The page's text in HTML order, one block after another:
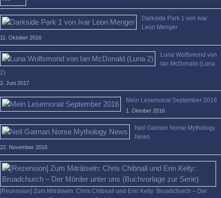
Darkside Park 1 von Ivar
Leon Menger
11. Oktober 2016
Luna Wolfsmond von
Ian McDonald (Luna
2)
2. Juni 2017
Mein Lesemonat September 2016
1. Oktober 2016
Neil Gaiman Norse Mythology
News
22. November 2016
[Rezension] Zum Miträtseln: Chris Chibnall und Erin Kelly: Broadchurch – Der